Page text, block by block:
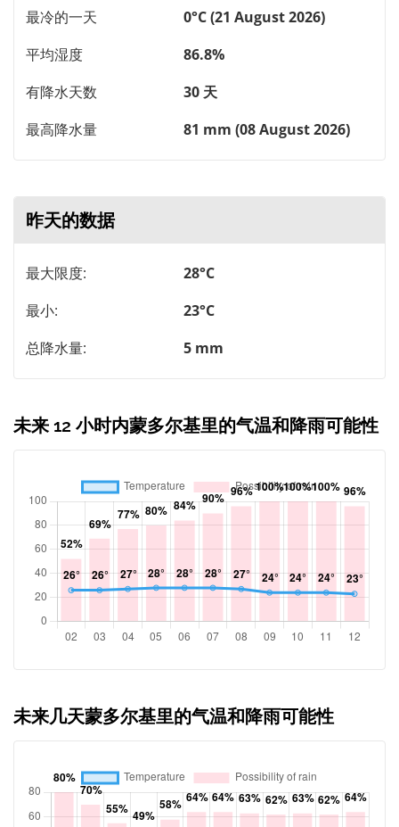
最冷的一天
0°C (21 August 2026)
平均湿度
86.8%
有降水天数
30 天
最高降水量
81 mm (08 August 2026)
昨天的数据
最大限度:
28°C
最小:
23°C
总降水量:
5 mm
未来 12 小时内蒙多尔基里的气温和降雨可能性
未来几天蒙多尔基里的气温和降雨可能性